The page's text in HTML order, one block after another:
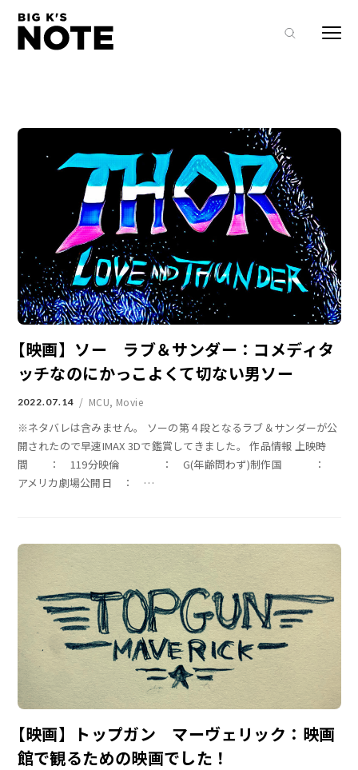
Warning: Undefined array key "attr_id" in
/home/teafactory/bigksnote.com/public_html/wp-
content/themes/bigksnote/functions.php on line7
【映画】ソー ラブ＆サンダー：コメディタ
ッチなのにかっこよくて切ない男ソー
2022.07.14 MCU, Movie
※ネタバレは含みません。 ソーの第４段となるラブ＆サンダーが公
開されたので早速IMAX 3Dで鑑賞してきました。 作品情報 上映時
間 ： 119分映倫 ： G(年齢問わず)制作国 ：
アメリカ劇場公開日 ： …
【映画】トップガン マーヴェリック：映画
館で観るための映画でした！